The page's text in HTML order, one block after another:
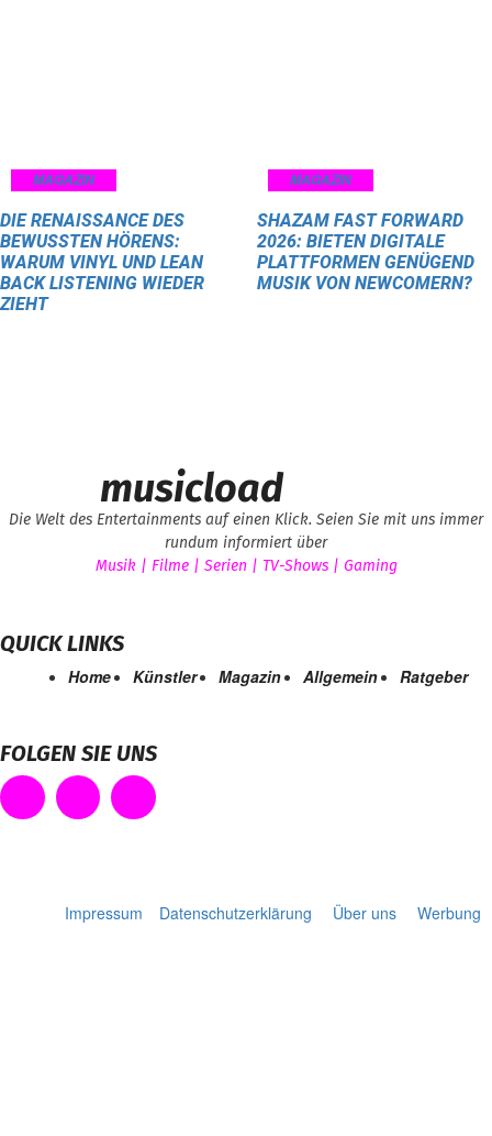
MAGAZIN
DIE RENAISSANCE DES
BEWUSSTEN HÖRENS:
WARUM VINYL UND LEAN
BACK LISTENING WIEDER
ZIEHT
MAGAZIN
SHAZAM FAST FORWARD
2026: BIETEN DIGITALE
PLATTFORMEN GENÜGEND
MUSIK VON NEWCOMERN?
musicload
Die Welt des Entertainments auf einen Klick. Seien Sie mit uns immer
rundum informiert über
Musik | Filme | Serien | TV-Shows | Gaming
QUICK LINKS
Home Künstler Magazin Allgemein Ratgeber
FOLGEN SIE UNS
Impressum Datenschutzerklärung Über uns Werbung